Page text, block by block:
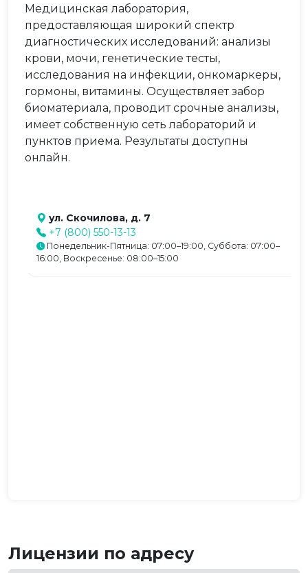
Медицинская лаборатория,
предоставляющая широкий спектр
диагностических исследований: анализы
крови, мочи, генетические тесты,
исследования на инфекции, онкомаркеры,
гормоны, витамины. Осуществляет забор
биоматериала, проводит срочные анализы,
имеет собственную сеть лабораторий и
пунктов приема. Результаты доступны
онлайн.
ул. Скочилова, д. 7
+7 (800) 550-13-13
Понедельник-Пятница: 07:00–19:00, Суббота: 07:00–
16:00, Воскресенье: 08:00–15:00
Лицензии по адресу